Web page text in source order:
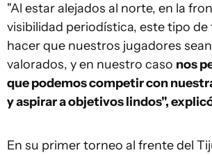
"Al estar alejados al norte, en la
visibilidad periodística, este tipo de
hacer que nuestros jugadores
valorados, y en nuestro caso nos
que podemos competir con
y aspirar a objetivos lindos",
En su primer torneo al frente del